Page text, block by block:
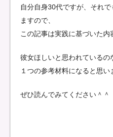
自分自身30代ですが、それ
ますので、
この記事は実践に基づいた内
彼女ほしいと思われているの
１つの参考材料になると思い
ぜひ読んでみてください＾＾